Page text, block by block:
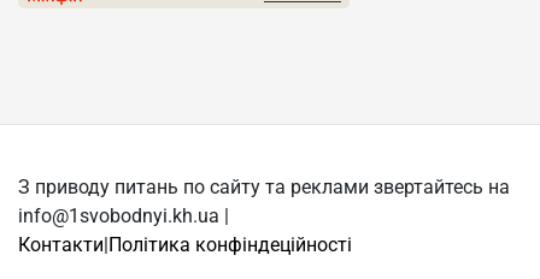
З приводу питань по сайту та реклами звертайтесь на
info@1svobodnyi.kh.ua |
Контакти|Політика конфіндеційності